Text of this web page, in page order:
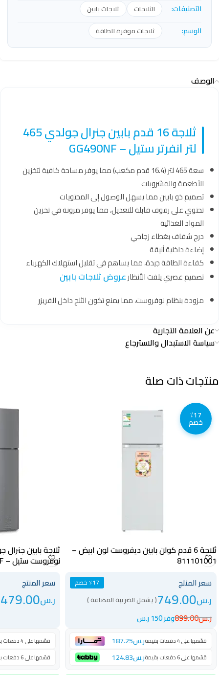
التصنيفات: الثلاجات ثلاجات بابين
الوسم: ثلاجات موفرة للطاقة
الوصف
ثلاجة 16 قدم بابين جنرال جولدي 465
لتر انفرتر ستيل – GG490NF
سعة 465 لتر (16.4 قدم مكعب) مما يوفر مساحة كافية لتخزين
الأطعمة والمشروبات
تصميم ذو بابين مما يسهل الوصول إلى المحتويات
تحتوي على رفوف قابلة للتعديل، مما يوفر مرونة في تخزين
المواد الغذائية
درج شفاف بغطاء زجاجي
إضاءة داخلية أنيقة
كفاءة الطاقة جيدة، مما يساهم في تقليل استهلاك الكهرباء
تصميم عصري يلفت الأنظارعروض ثلاجات بابين
مزودة بنظام نوفروست، مما يمنع تكون الثلج داخل الفريزر
عن العلامة التجارية
سياسة الاستبدال والاسترجاع
منتجات ذات صلة
٪17
خصم
ثلاجة 6 قدم كولن بابين ديفروست لون ابيض –
811101001
سعر المنتج ٪17 خصم
ر.س749.00( يشمل الضريبة المضافة )
ر.س899.00وفر 150 ر.س
قسّمها على 4 دفعات بقيمة ر.س187.25
قسّمها على 6 دفعات بقيمة ر.س124.83
نوفروست ستيل – GG365NF
سعر المنتج
ر.س
قسّمها على 4 دفعات بقيمة
قسّمها على 6 دفعات بقيمة